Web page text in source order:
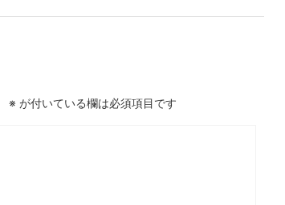
※ が付いている欄は必須項目です